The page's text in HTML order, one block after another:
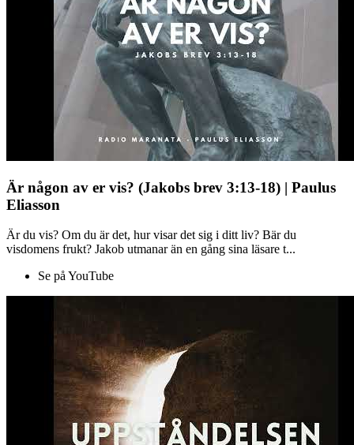
Är någon av er vis? (Jakobs brev 3:13-18) | Paulus
Eliasson
Är du vis? Om du är det, hur visar det sig i ditt liv? Bär du
visdomens frukt? Jakob utmanar än en gång sina läsare t...
Se på YouTube